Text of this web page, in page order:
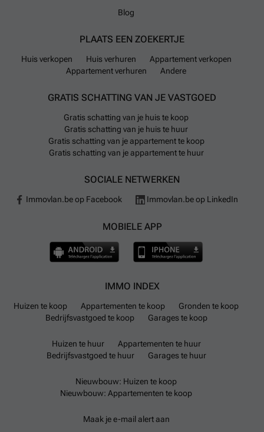
Blog
PLAATS EEN ZOEKERTJE
Huis verkopen Huis verhuren
Appartement verkopen
Appartement verhuren
Andere
GRATIS SCHATTING VAN JE VASTGOED
Gratis schatting van je huis te koop
Gratis schatting van je huis te huur
Gratis schatting van je appartement te koop
Gratis schatting van je appartement te huur
SOCIALE NETWERKEN
Immovlan.be op Facebook Immovlan.be op LinkedIn
MOBIELE APP
IMMO INDEX
Huizen te koop Appartementen te koop
Gronden te koop
Bedrijfsvastgoed te koop
Garages te koop
Huizen te huur
Appartementen te huur
Bedrijfsvastgoed te huur
Garages te huur
Nieuwbouw: Huizen te koop
Nieuwbouw: Appartementen te koop
Maak je e-mail alert aan